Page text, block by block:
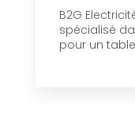
B2G
spécialisé
pour un